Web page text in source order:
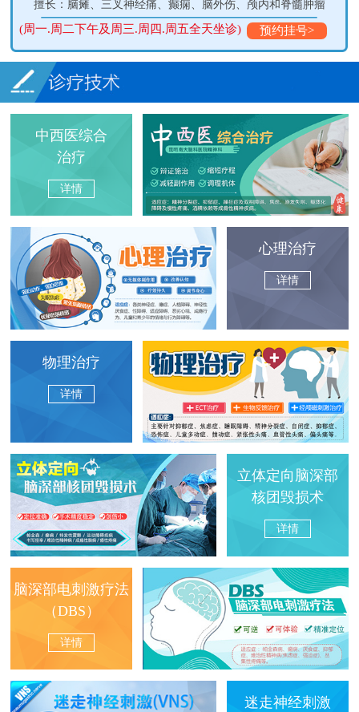
擅长：脑瘫、三叉神经痛、癫痫、脑外伤、颅内和脊髓肿瘤
(周一.周二下午及周三.周四.周五全天坐诊) 预约挂号>
中西医综合
治疗
详情
心理治疗
详情
物理治疗
详情
立体定向脑深部
核团毁损术
详情
脑深部电刺激疗法
（DBS）
详情
迷走神经刺激